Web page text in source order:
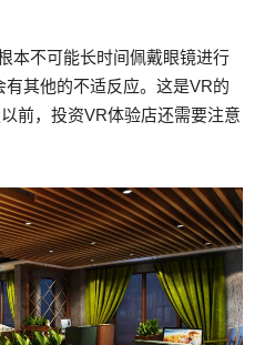
本不可能长时间佩戴眼镜进行
其他的不适反应。这是VR的
前，投资VR体验店还需要注意